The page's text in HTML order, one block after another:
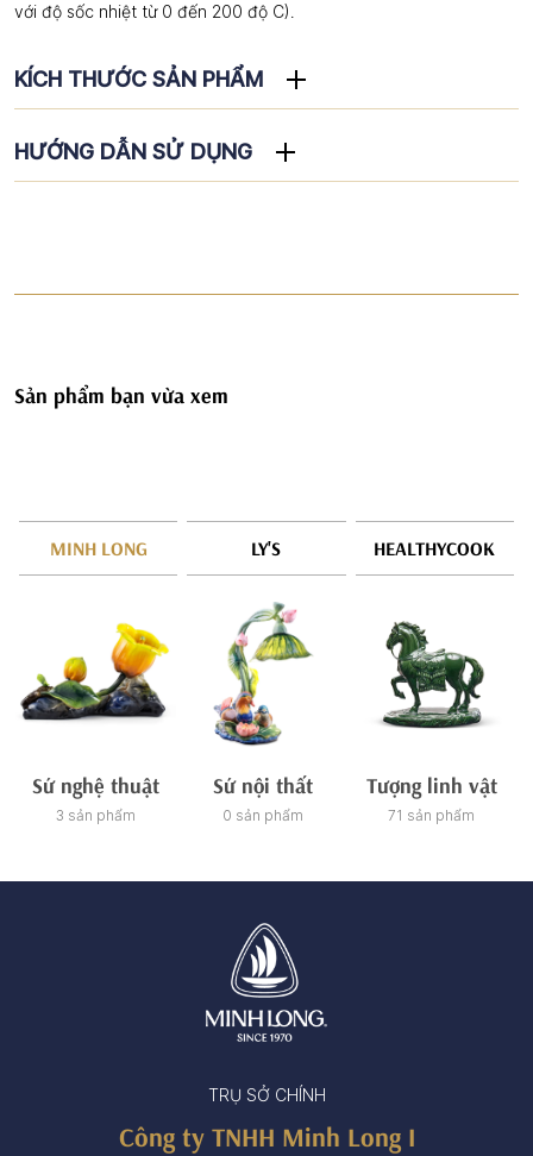
với độ sốc nhiệt từ 0 đến 200 độ C).
KÍCH THƯỚC SẢN PHẨM
HƯỚNG DẪN SỬ DỤNG
Sản phẩm bạn vừa xem
MINH LONG LY'S HEALTHYCOOK
Sứ nghệ thuật
3 sản phẩm
Sứ nội thất
0 sản phẩm
Tượng linh vật
71 sản phẩm
TRỤ SỞ CHÍNH
Công ty TNHH Minh Long I